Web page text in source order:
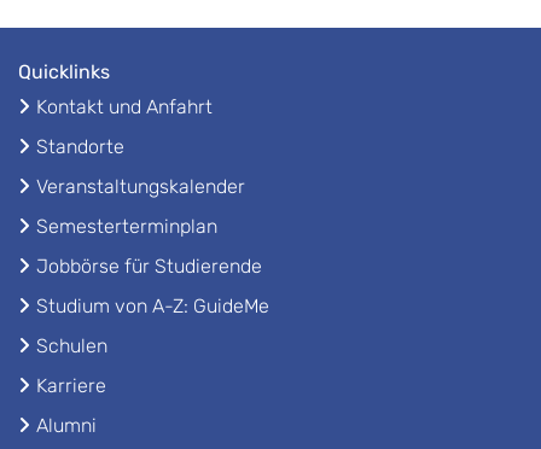
Quicklinks
Kontakt und Anfahrt
Standorte
Veranstaltungskalender
Semesterterminplan
Jobbörse für Studierende
Studium von A-Z: GuideMe
Schulen
Karriere
Alumni